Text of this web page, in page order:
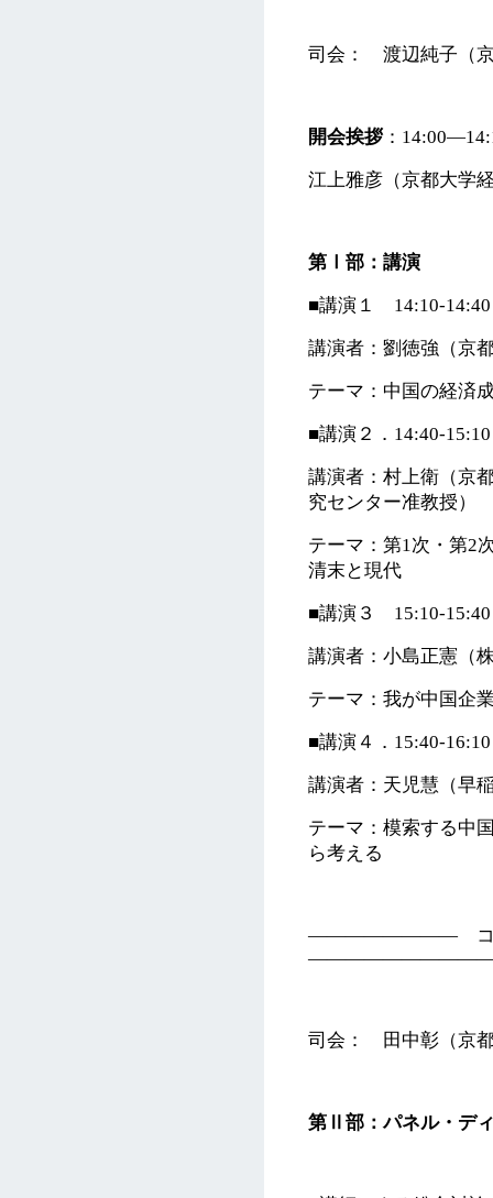
司会： 渡辺純子（
開会挨拶：
江上雅彦（京都大学
第Ⅰ部：講演
■講演１ 14:10-14:40
講演者：劉徳強（京
テーマ：中国の経済
■講演２．14:40-15:10
講演者：村上衛（京
究センター准教授）
テーマ：第1次・第2
清末と現代
■講演３ 15:10-15:40
講演者：小島正憲（
テーマ：我が中国企
■講演４．15:40-16:10
講演者：天児慧（早
テーマ：模索する中
ら考える
―――――――― コ
司会： 田中彰（京
第Ⅱ部：パネル・デ